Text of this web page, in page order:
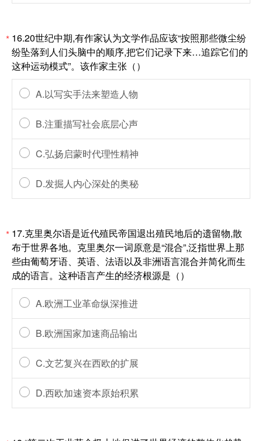
* 16.20世纪中期,有作家认为文学作品应该“按照那些微尘纷
纷坠落到人们头脑中的顺序,把它们记录下来…追踪它们的
这种运动模式”。该作家主张（）
A.以写实手法来塑造人物
B.注重描写社会底层心声
C.弘扬启蒙时代理性精神
D.发掘人内心深处的奥秘
* 17.克里奥尔语是近代殖民帝国退出殖民地后的遗留物,散
布于世界各地。克里奥尔一词原意是“混合”,泛指世界上那
些由葡萄牙语、英语、法语以及非洲语言混合并简化而生
成的语言。这种语言产生的经济根源是（）
A.欧洲工业革命纵深推进
B.欧洲国家加速商品输出
C.文艺复兴在西欧的扩展
D.西欧加速资本原始积累